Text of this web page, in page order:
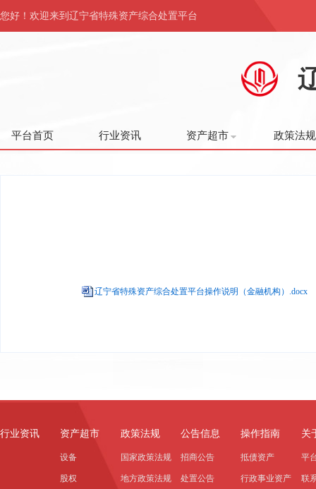
您好！欢迎来到辽宁省特殊资产综合处置平台
平台首页 行业资讯 资产超市 政策法规
辽宁省特殊资产综合处置平台操作说明（金融机构）.docx
行业资讯 资产超市
设备
股权
政策法规
国家政策法规
地方政策法规
公告信息
招商公告
处置公告
操作指南
抵债资产
行政事业资产
关
平
联